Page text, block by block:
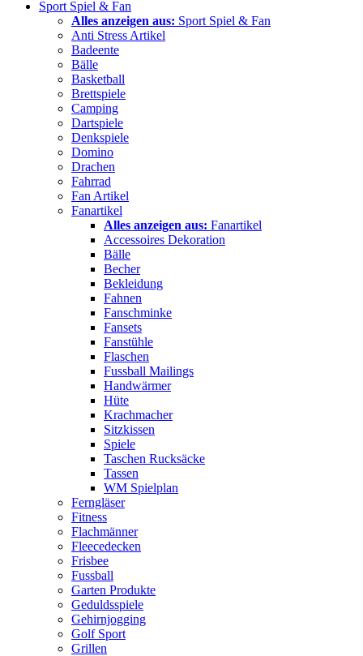
Sport Spiel & Fan
Alles anzeigen aus: Sport Spiel & Fan
Anti Stress Artikel
Badeente
Bälle
Basketball
Brettspiele
Camping
Dartspiele
Denkspiele
Domino
Drachen
Fahrrad
Fan Artikel
Fanartikel
Alles anzeigen aus: Fanartikel
Accessoires Dekoration
Bälle
Becher
Bekleidung
Fahnen
Fanschminke
Fansets
Fanstühle
Flaschen
Fussball Mailings
Handwärmer
Hüte
Krachmacher
Sitzkissen
Spiele
Taschen Rucksäcke
Tassen
WM Spielplan
Ferngläser
Fitness
Flachmänner
Fleecedecken
Frisbee
Fussball
Garten Produkte
Geduldsspiele
Gehirnjogging
Golf Sport
Grillen